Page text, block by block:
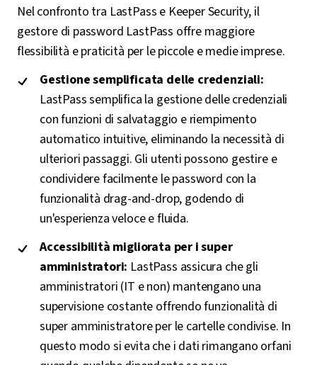
Nel confronto tra LastPass e Keeper Security, il
gestore di password LastPass offre maggiore
flessibilità e praticità per le piccole e medie imprese.
Gestione semplificata delle credenziali:
LastPass semplifica la gestione delle credenziali
con funzioni di salvataggio e riempimento
automatico intuitive, eliminando la necessità di
ulteriori passaggi. Gli utenti possono gestire e
condividere facilmente le password con la
funzionalità drag-and-drop, godendo di
un'esperienza veloce e fluida.
Accessibilità migliorata per i super
amministratori: LastPass assicura che gli
amministratori (IT e non) mantengano una
supervisione costante offrendo funzionalità di
super amministratore per le cartelle condivise. In
questo modo si evita che i dati rimangano orfani